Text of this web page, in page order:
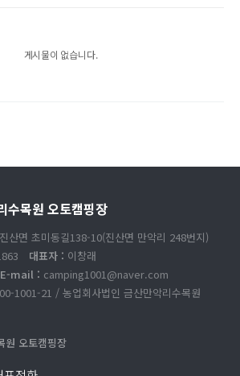
게시물이 없습니다.
수목원 오토캠핑장
산면 초미동길138-10(진산면 만악리 248번지)
대표자 : 이창래
E-mail : camping1001@naver.com
1001-21 / 농업회사법인 금산만악리수목원
원 오토캠핑장